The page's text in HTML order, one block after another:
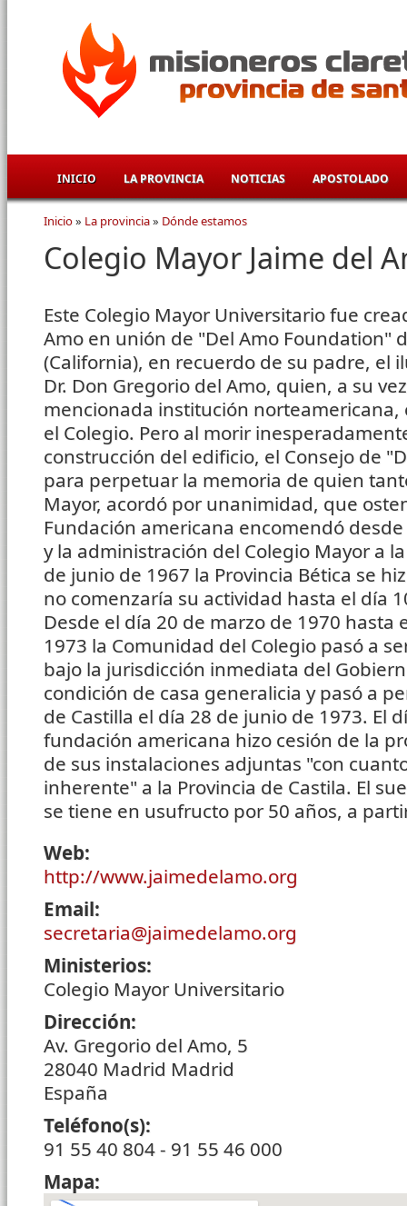
INICIO LA PROVINCIA NOTICIAS APOSTOLADO
Se encuentra usted aquí
Inicio» La provincia» Dónde estamos
Colegio Mayor Jaime del
Este Colegio Mayor Universitario fue
Amo en unión de "Del Amo Foundation"
(California), en recuerdo de su padre, el
Dr. Don Gregorio del Amo, quien, a su
mencionada institución norteamericana,
el Colegio. Pero al morir
construcción del edificio, el Consejo de
para perpetuar la memoria de quien
Mayor, acordó por unanimidad, que
Fundación americana encomendó
y la administración del Colegio Mayor a
de junio de 1967 la Provincia Bética se
no comenzaría su actividad hasta el día
Desde el día 20 de marzo de 1970 hasta
1973 la Comunidad del Colegio pasó a
bajo la jurisdicción inmediata del
condición de casa generalicia y pasó a
de Castilla el día 28 de junio de 1973. El
fundación americana hizo cesión de la
de sus instalaciones adjuntas "con
inherente" a la Provincia de Castila. El
se tiene en usufructo por 50 años, a
Web:
http://www.jaimedelamo.org
Email:
secretaria@jaimedelamo.org
Ministerios:
Colegio Mayor Universitario
Dirección:
Av. Gregorio del Amo, 5
28040 Madrid Madrid
España
Teléfono(s):
91 55 40 804 - 91 55 46 000
Mapa: